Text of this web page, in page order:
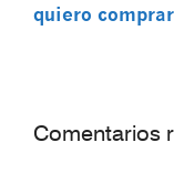
quiero
Comentarios